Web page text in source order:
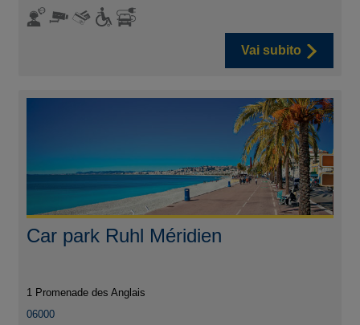
Vai subito
Car park Ruhl Méridien
1 Promenade des Anglais
06000